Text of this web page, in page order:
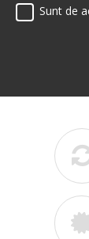
Sunt de